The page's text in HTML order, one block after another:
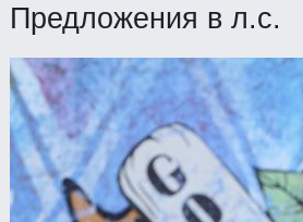
Предложения в л.с.